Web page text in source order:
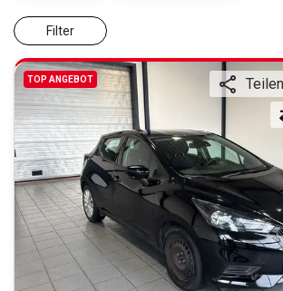
Filter
TOP ANGEBOT Teilen